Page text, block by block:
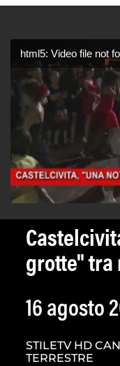
html5: Video file not
grotte" tra
16 agosto
STILETV HD
TERRESTRE